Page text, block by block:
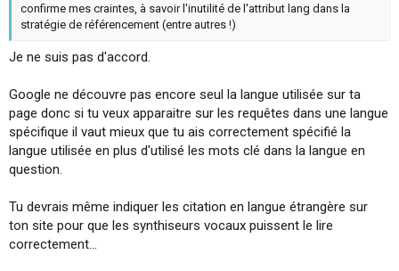
confirme mes craintes, à savoir l'inutilité de l'attribut lang dans la
stratégie de référencement (entre autres !)
Je ne suis pas d'accord.
Google ne découvre pas encore seul la langue utilisée sur ta
page donc si tu veux apparaitre sur les requêtes dans une langue
spécifique il vaut mieux que tu ais correctement spécifié la
langue utilisée en plus d'utilisé les mots clé dans la langue en
question.
Tu devrais même indiquer les citation en langue étrangère sur
ton site pour que les synthiseurs vocaux puissent le lire
correctement...